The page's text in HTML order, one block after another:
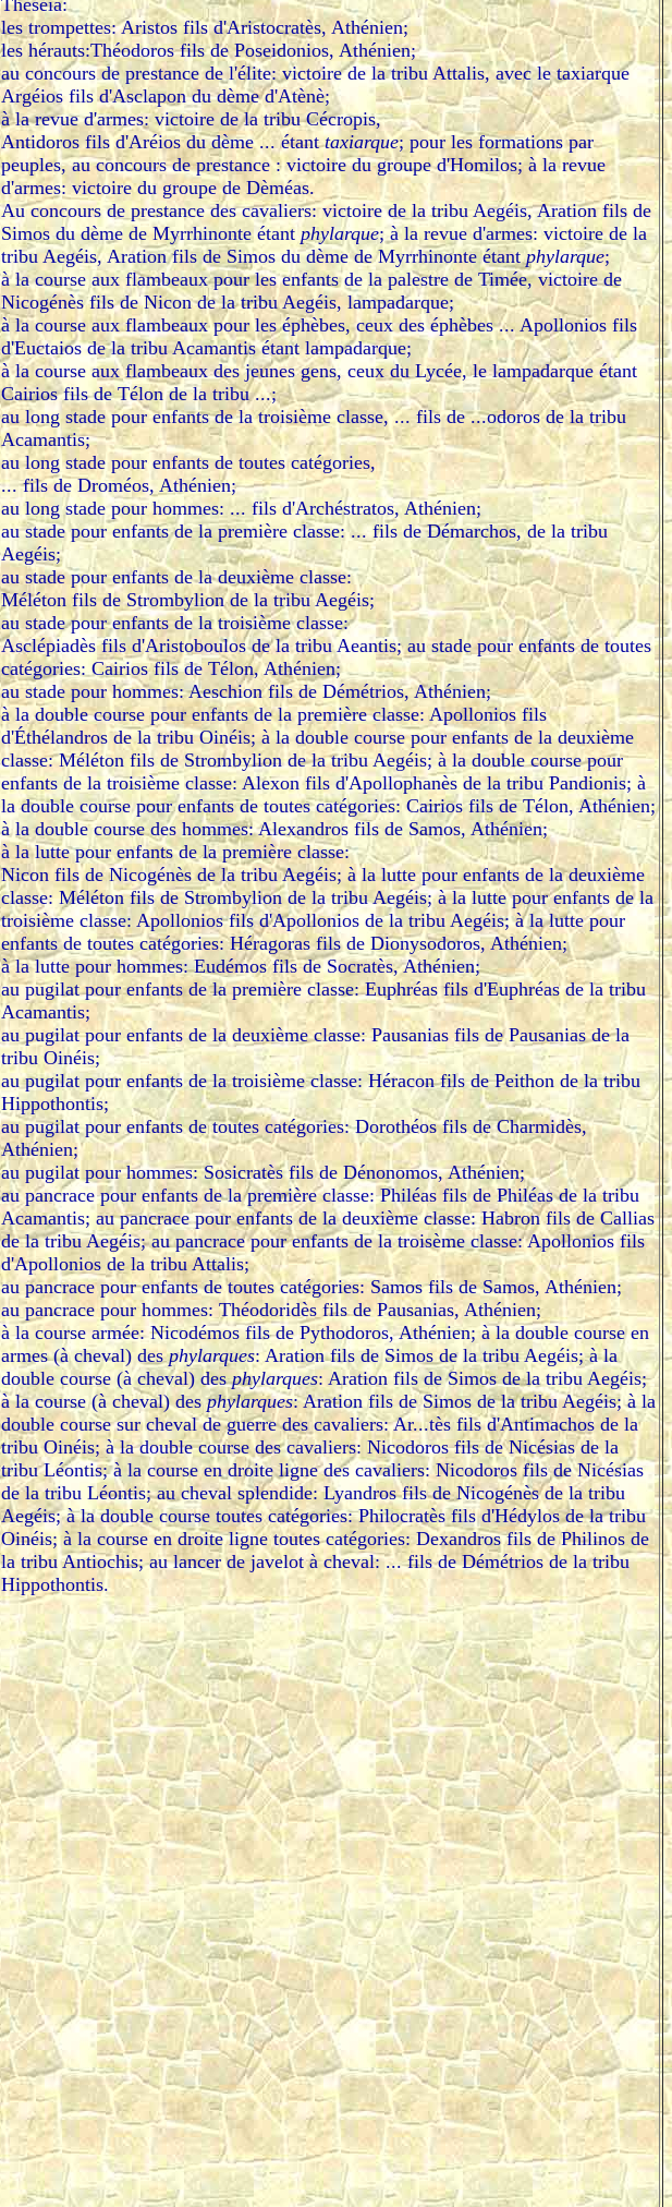
Théséia:
les trompettes: Aristos fils d'Aristocratès, Athénien;
les hérauts:Théodoros fils de Poseidonios, Athénien;
au concours de prestance de l'élite: victoire de la tribu Attalis, avec le taxiarque
Argéios fils d'Asclapon du dème d'Atènè;
à la revue d'armes: victoire de la tribu Cécropis,
Antidoros fils d'Aréios du dème ... étanttaxiarque; pour les formations par
peuples, au concours de prestance : victoire du groupe d'Homilos; à la revue
d'armes: victoire du groupe de Dèméas.
Au concours de prestance des cavaliers: victoire de la tribu Aegéis, Aration fils de
Simos du dème de Myrrhinonte étant phylarque; à la revue d'armes: victoire de la
tribu Aegéis, Aration fils de Simos du dème de Myrrhinonte étantphylarque;
à la course aux flambeaux pour les enfants de la palestre de Timée, victoire de
Nicogénès fils de Nicon de la tribu Aegéis, lampadarque;
à la course aux flambeaux pour les éphèbes, ceux des éphèbes ... Apollonios fils
d'Euctaios de la tribu Acamantis étant lampadarque;
à la course aux flambeaux des jeunes gens, ceux du Lycée, le lampadarque étant
Cairios fils de Télon de la tribu ...;
au long stade pour enfants de la troisième classe, ... fils de ...odoros de la tribu
Acamantis;
au long stade pour enfants de toutes catégories,
... fils de Droméos, Athénien;
au long stade pour hommes: ... fils d'Archéstratos, Athénien;
au stade pour enfants de la première classe: ... fils de Démarchos, de la tribu
Aegéis;
au stade pour enfants de la deuxième classe:
Méléton fils de Strombylion de la tribu Aegéis;
au stade pour enfants de la troisième classe:
Asclépiadès fils d'Aristoboulos de la tribu Aeantis; au stade pour enfants de toutes
catégories: Cairios fils de Télon, Athénien;
au stade pour hommes: Aeschion fils de Démétrios, Athénien;
à la double course pour enfants de la première classe: Apollonios fils
d'Éthélandros de la tribu Oinéis; à la double course pour enfants de la deuxième
classe: Méléton fils de Strombylion de la tribu Aegéis; à la double course pour
enfants de la troisième classe: Alexon fils d'Apollophanès de la tribu Pandionis; à
la double course pour enfants de toutes catégories: Cairios fils de Télon, Athénien;
à la double course des hommes: Alexandros fils de Samos, Athénien;
à la lutte pour enfants de la première classe:
Nicon fils de Nicogénès de la tribu Aegéis; à la lutte pour enfants de la deuxième
classe: Méléton fils de Strombylion de la tribu Aegéis; à la lutte pour enfants de la
troisième classe: Apollonios fils d'Apollonios de la tribu Aegéis; à la lutte pour
enfants de toutes catégories: Héragoras fils de Dionysodoros, Athénien;
à la lutte pour hommes: Eudémos fils de Socratès, Athénien;
au pugilat pour enfants de la première classe: Euphréas fils d'Euphréas de la tribu
Acamantis;
au pugilat pour enfants de la deuxième classe: Pausanias fils de Pausanias de la
tribu Oinéis;
au pugilat pour enfants de la troisième classe: Héracon fils de Peithon de la tribu
Hippothontis;
au pugilat pour enfants de toutes catégories: Dorothéos fils de Charmidès,
Athénien;
au pugilat pour hommes: Sosicratès fils de Dénonomos, Athénien;
au pancrace pour enfants de la première classe: Philéas fils de Philéas de la tribu
Acamantis; au pancrace pour enfants de la deuxième classe: Habron fils de Callias
de la tribu Aegéis; au pancrace pour enfants de la troisème classe: Apollonios fils
d'Apollonios de la tribu Attalis;
au pancrace pour enfants de toutes catégories: Samos fils de Samos, Athénien;
au pancrace pour hommes: Théodoridès fils de Pausanias, Athénien;
à la course armée: Nicodémos fils de Pythodoros, Athénien; à la double course en
armes (à cheval) desphylarques: Aration fils de Simos de la tribu Aegéis; à la
double course (à cheval) desphylarques: Aration fils de Simos de la tribu Aegéis;
à la course (à cheval) desphylarques: Aration fils de Simos de la tribu Aegéis; à la
double course sur cheval de guerre des cavaliers: Ar...tès fils d'Antimachos de la
tribu Oinéis; à la double course des cavaliers: Nicodoros fils de Nicésias de la
tribu Léontis; à la course en droite ligne des cavaliers: Nicodoros fils de Nicésias
de la tribu Léontis; au cheval splendide: Lyandros fils de Nicogénès de la tribu
Aegéis; à la double course toutes catégories: Philocratès fils d'Hédylos de la tribu
Oinéis; à la course en droite ligne toutes catégories: Dexandros fils de Philinos de
la tribu Antiochis; au lancer de javelot à cheval: ... fils de Démétrios de la tribu
Hippothontis.